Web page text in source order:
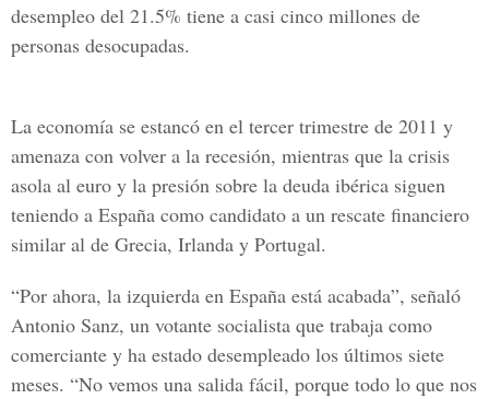
desempleo del 21.5% tiene a casi cinco millones de
personas desocupadas.
La economía se estancó en el tercer trimestre de 2011 y
amenaza con volver a la recesión, mientras que la crisis
asola al euro y la presión sobre la deuda ibérica siguen
teniendo a España como candidato a un rescate financiero
similar al de Grecia, Irlanda y Portugal.
“Por ahora, la izquierda en España está acabada”, señaló
Antonio Sanz, un votante socialista que trabaja como
comerciante y ha estado desempleado los últimos siete
meses. “No vemos una salida fácil, porque todo lo que nos